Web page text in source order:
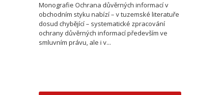
Monografie Ochrana důvěrných informací v
obchodním styku nabízí – v tuzemské literatuře
dosud chybějící – systematické zpracování
ochrany důvěrných informací především ve
smluvním právu, ale i v...